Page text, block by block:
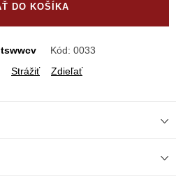
DO KOŠÍKA
Kód: 0033
Strážiť Zdieľať